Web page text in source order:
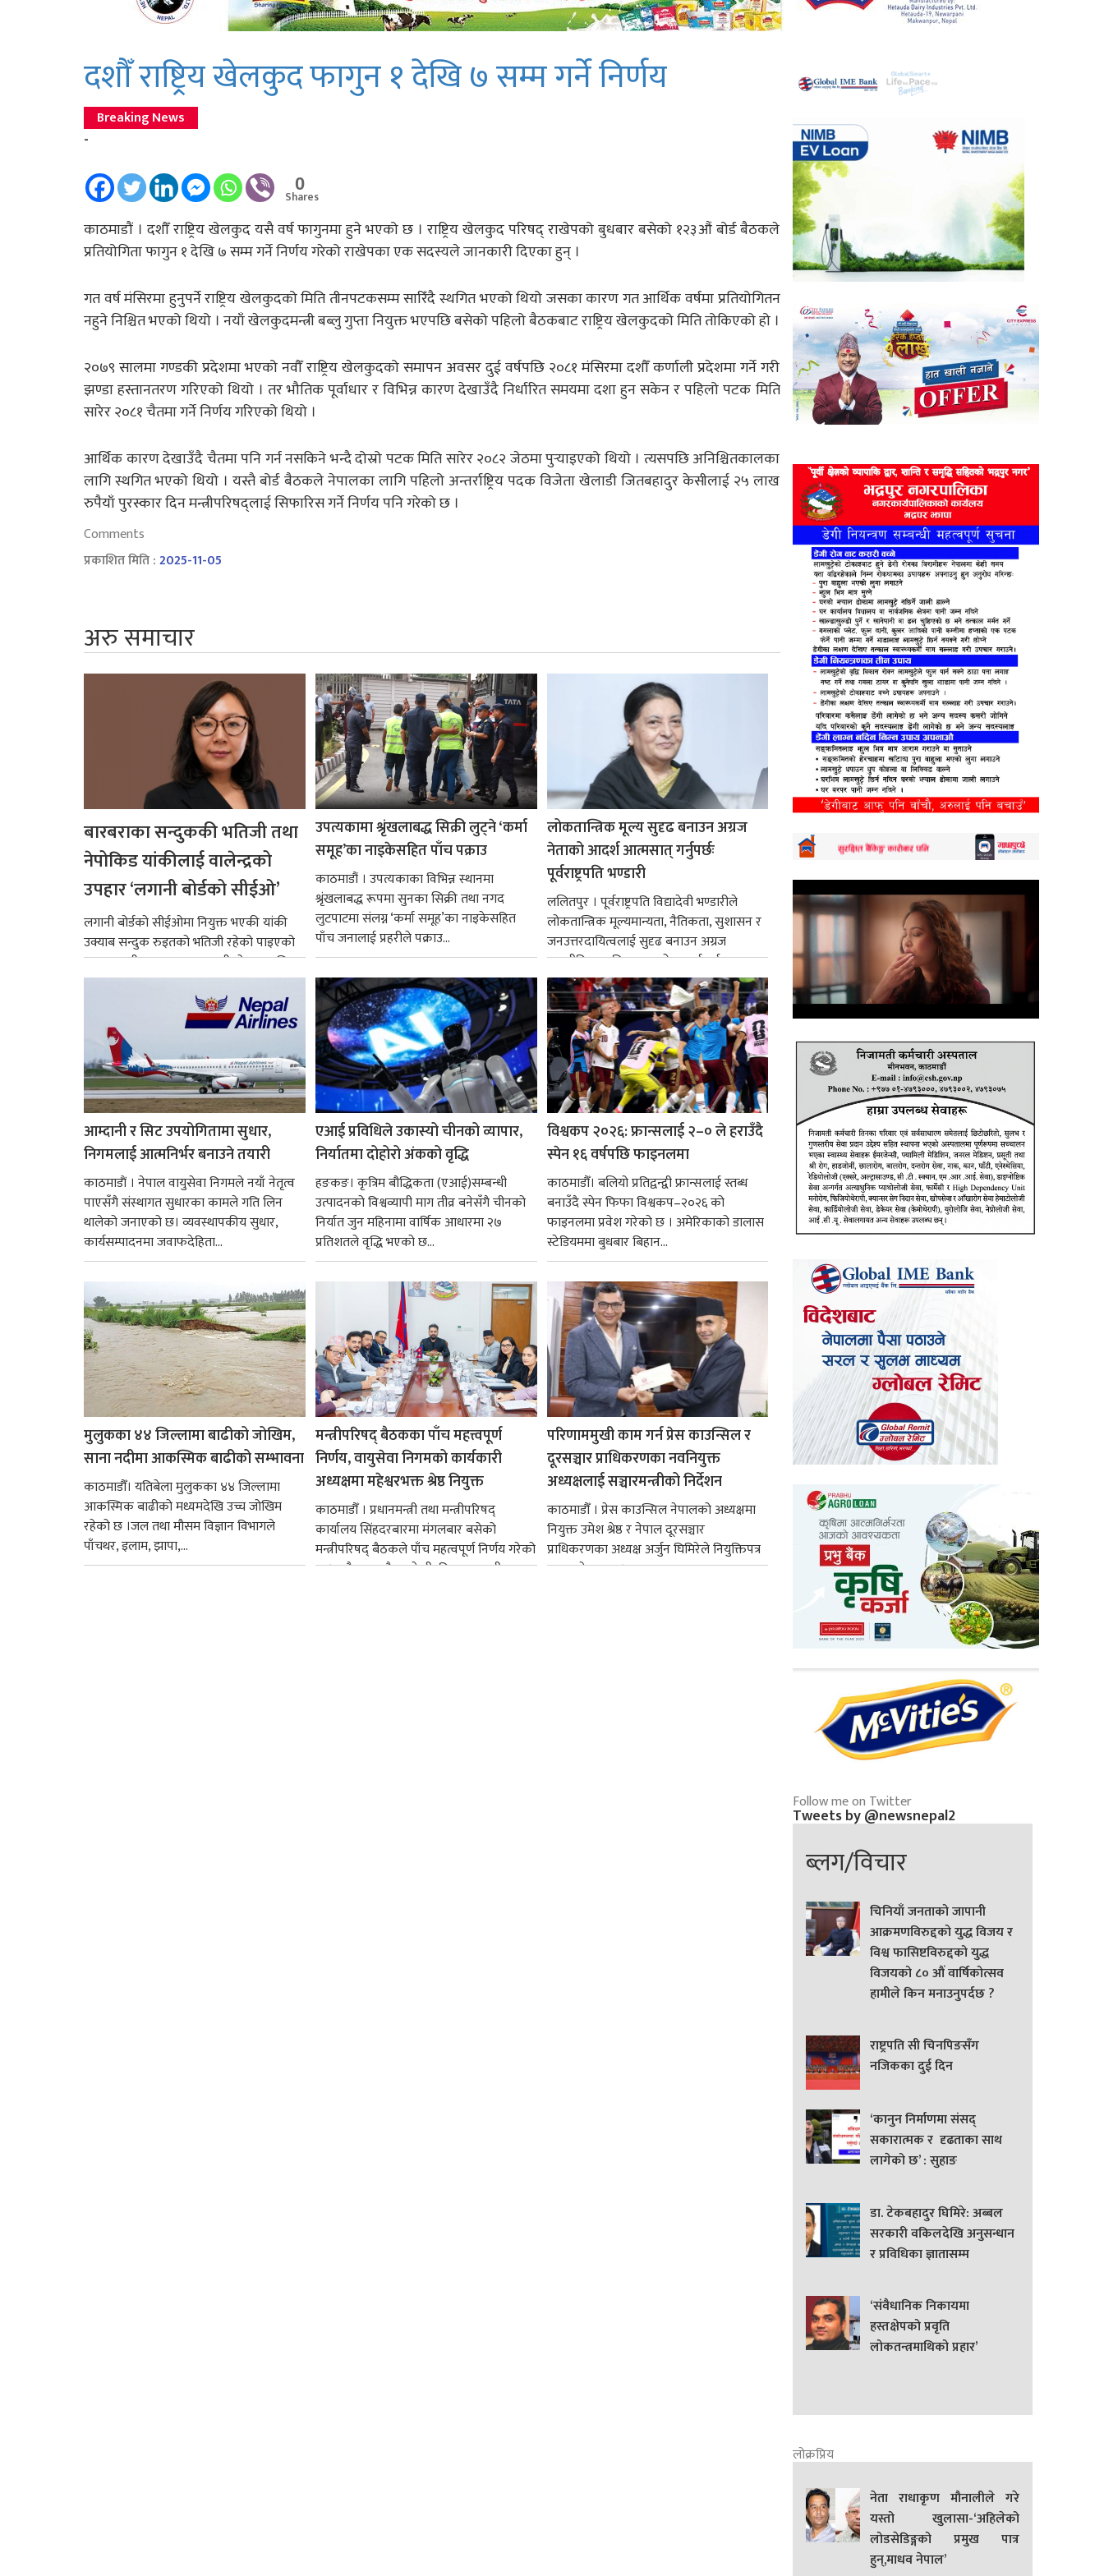
दशौँ राष्ट्रिय खेलकुद फागुन १ देखि ७ सम्म गर्ने निर्णय
Breaking News
-
0
Shares
काठमाडौं । दशौँ राष्ट्रिय खेलकुद यसै वर्ष फागुनमा हुने भएको छ । राष्ट्रिय खेलकुद परिषद् राखेपको बुधबार बसेको १२३औं बोर्ड बैठकले
प्रतियोगिता फागुन १ देखि ७ सम्म गर्ने निर्णय गरेको राखेपका एक सदस्यले जानकारी दिएका हुन् ।
गत वर्ष मंसिरमा हुनुपर्ने राष्ट्रिय खेलकुदको मिति तीनपटकसम्म सारिँदै स्थगित भएको थियो जसका कारण गत आर्थिक वर्षमा प्रतियोगितन
नहुने निश्चित भएको थियो । नयाँ खेलकुदमन्त्री बब्लु गुप्ता नियुक्त भएपछि बसेको पहिलो बैठकबाट राष्ट्रिय खेलकुदको मिति तोकिएको हो ।
२०७९ सालमा गण्डकी प्रदेशमा भएको नवौँ राष्ट्रिय खेलकुदको समापन अवसर दुई वर्षपछि २०८१ मंसिरमा दशौँ कर्णाली प्रदेशमा गर्ने गरी
झण्डा हस्तानतरण गरिएको थियो । तर भौतिक पूर्वाधार र विभिन्न कारण देखाउँदै निर्धारित समयमा दशा हुन सकेन र पहिलो पटक मिति
सारेर २०८१ चैतमा गर्ने निर्णय गरिएको थियो ।
आर्थिक कारण देखाउँदै चैतमा पनि गर्न नसकिने भन्दै दोस्रो पटक मिति सारेर २०८२ जेठमा पुर्‍याइएको थियो । त्यसपछि अनिश्चितकालका
लागि स्थगित भएको थियो । यस्तै बोर्ड बैठकले नेपालका लागि पहिलो अन्तर्राष्ट्रिय पदक विजेता खेलाडी जितबहादुर केसीलाई २५ लाख
रुपैयाँ पुरस्कार दिन मन्त्रीपरिषद्लाई सिफारिस गर्ने निर्णय पनि गरेको छ ।
Comments
प्रकाशित मिति :2025-11-05
अरु समाचार
बारबराका सन्दुककी भतिजी तथा
नेपोकिड यांकीलाई वालेन्द्रको
उपहार ‘लगानी बोर्डको सीईओ’
लगानी बोर्डको सीईओमा नियुक्त भएकी यांकी
उक्याब सन्दुक रुइतको भतिजी रहेको पाइएको
छ। तत्कालीन समयमा महाकालीको अञ्चलाधिश
नै बनेका जोन...
उपत्यकामा श्रृंखलाबद्ध सिक्री लुट्ने ‘कर्मा
समूह’का नाइकेसहित पाँच पक्राउ
काठमाडौं । उपत्यकाका विभिन्न स्थानमा
श्रृंखलाबद्ध रूपमा सुनका सिक्री तथा नगद
लुटपाटमा संलग्न ‘कर्मा समूह’का नाइकेसहित
पाँच जनालाई प्रहरीले पक्राउ...
लोकतान्त्रिक मूल्य सुदृढ बनाउन अग्रज
नेताको आदर्श आत्मसात् गर्नुपर्छः
पूर्वराष्ट्रपति भण्डारी
ललितपुर । पूर्वराष्ट्रपति विद्यादेवी भण्डारीले
लोकतान्त्रिक मूल्यमान्यता, नैतिकता, सुशासन र
जनउत्तरदायित्वलाई सुदृढ बनाउन अग्रज
राजनीतिक व्यक्तित्वहरूको आदर्शलाई आत्मसात्
गर्न आवश्यक...
आम्दानी र सिट उपयोगितामा सुधार,
निगमलाई आत्मनिर्भर बनाउने तयारी
काठमाडाैं । नेपाल वायुसेवा निगमले नयाँ नेतृत्व
पाएसँगै संस्थागत सुधारका कामले गति लिन
थालेको जनाएको छ। व्यवस्थापकीय सुधार,
कार्यसम्पादनमा जवाफदेहिता...
एआई प्रविधिले उकास्यो चीनको व्यापार,
निर्यातमा दोहोरो अंकको वृद्धि
हङकङ। कृत्रिम बौद्धिकता (एआई)सम्बन्धी
उत्पादनको विश्वव्यापी माग तीव्र बनेसँगै चीनको
निर्यात जुन महिनामा वार्षिक आधारमा २७
प्रतिशतले वृद्धि भएको छ...
विश्वकप २०२६: फ्रान्सलाई २–० ले हराउँदै
स्पेन १६ वर्षपछि फाइनलमा
काठमाडौँ। बलियो प्रतिद्वन्द्वी फ्रान्सलाई स्तब्ध
बनाउँदै स्पेन फिफा विश्वकप–२०२६ को
फाइनलमा प्रवेश गरेको छ । अमेरिकाको डालास
स्टेडियममा बुधबार बिहान...
मुलुकका ४४ जिल्लामा बाढीको जोखिम,
साना नदीमा आकस्मिक बाढीको सम्भावना
काठमाडौँ। यतिबेला मुलुकका ४४ जिल्लामा
आकस्मिक बाढीको मध्यमदेखि उच्च जोखिम
रहेको छ ।जल तथा मौसम विज्ञान विभागले
पाँचथर, इलाम, झापा,...
मन्त्रीपरिषद् बैठकका पाँच महत्त्वपूर्ण
निर्णय, वायुसेवा निगमको कार्यकारी
अध्यक्षमा महेश्वरभक्त श्रेष्ठ नियुक्त
काठमाडौँ । प्रधानमन्त्री तथा मन्त्रीपरिषद्
कार्यालय सिंहदरबारमा मंगलबार बसेको
मन्त्रीपरिषद् बैठकले पाँच महत्वपूर्ण निर्णय गरेको
छ । यसैक्रममा बैडकले बीउबिजनसम्बन्धी...
परिणाममुखी काम गर्न प्रेस काउन्सिल र
दूरसञ्चार प्राधिकरणका नवनियुक्त
अध्यक्षलाई सञ्चारमन्त्रीको निर्देशन
काठमाडौँ । प्रेस काउन्सिल नेपालको अध्यक्षमा
नियुक्त उमेश श्रेष्ठ र नेपाल दूरसञ्चार
प्राधिकरणका अध्यक्ष अर्जुन घिमिरेले नियुक्तिपत्र
ग्रहण गरेका छन्।...
Follow me on Twitter
Tweets by @newsnepal2
ब्लग/विचार
चिनियाँ जनताको जापानी
आक्रमणविरुद्दको युद्ध विजय र
विश्व फासिष्टविरुद्दको युद्ध
विजयको ८० औं वार्षिकोत्सव
हामीले किन मनाउनुपर्दछ ?
राष्ट्रपति सी चिनपिङसँग
नजिकका दुई दिन
‘कानुन निर्माणमा संसद्
सकारात्मक र दृढताका साथ
लागेको छ’ : सुहाङ
डा. टेकबहादुर घिमिरे: अब्बल
सरकारी वकिलदेखि अनुसन्धान
र प्रविधिका ज्ञातासम्म
‘संवैधानिक निकायमा
हस्तक्षेपको प्रवृति
लोकतन्त्रमाथिको प्रहार’
लोक्रप्रिय
नेता राधाकृण मौनालीले गरे
यस्तो खुलासा-‘अहिलेको
लोडसेडिङ्गको प्रमुख पात्र
हुन्,माधव नेपाल’